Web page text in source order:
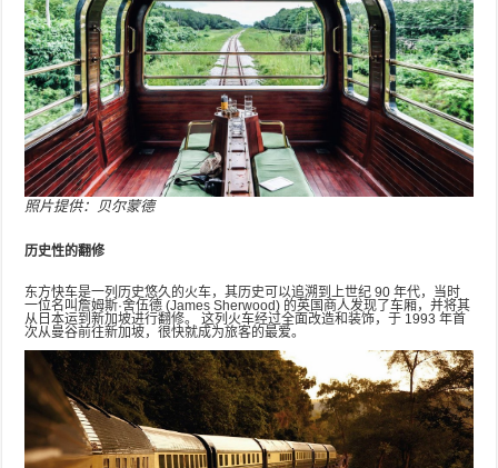
照片提供：贝尔蒙德
历史性的翻修
东方快车是一列历史悠久的火车，其历史可以追溯到上世纪 90 年代，当时
一位名叫詹姆斯·舍伍德 (James Sherwood) 的英国商人发现了车厢，并将其
从日本运到新加坡进行翻修。 这列火车经过全面改造和装饰，于 1993 年首
次从曼谷前往新加坡，很快就成为旅客的最爱。